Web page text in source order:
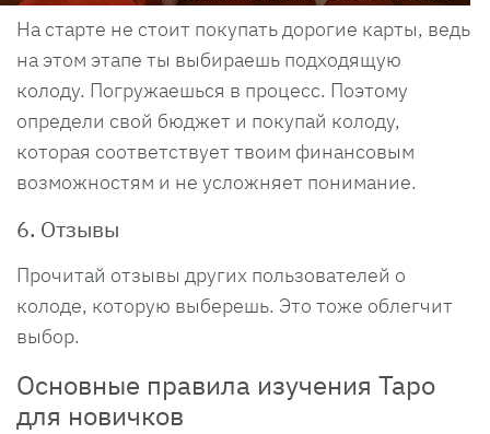
На старте не стоит покупать дорогие карты, ведь
на этом этапе ты выбираешь подходящую
колоду. Погружаешься в процесс. Поэтому
определи свой бюджет и покупай колоду,
которая соответствует твоим финансовым
возможностям и не усложняет понимание.
6. Отзывы
Прочитай отзывы других пользователей о
колоде, которую выберешь. Это тоже облегчит
выбор.
Основные правила изучения Таро
для новичков